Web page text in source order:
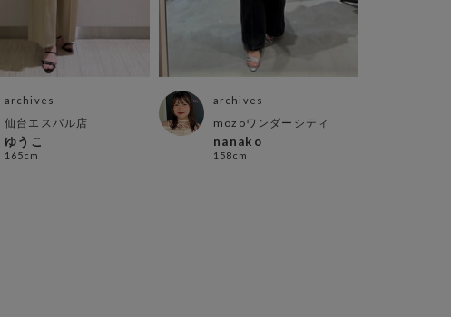
archives
仙台エスパル店
ゆうこ
165cm
archives
mozoワンダーシティ
nanako
158cm